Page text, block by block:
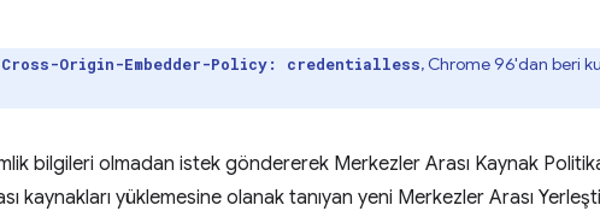
Cross-Origin-Embedder-Policy: credentialless, Chrome 96'dan beri
bilgileri olmadan istek göndererek Merkezler Arası Kaynak
kaynakları yüklemesine olanak tanıyan yeni Merkezler Arası